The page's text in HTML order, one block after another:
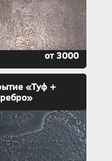
от 3000
«Туф +